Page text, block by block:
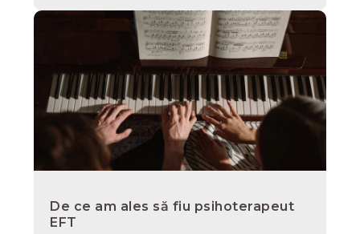
De ce am ales să fiu psihoterapeut
EFT